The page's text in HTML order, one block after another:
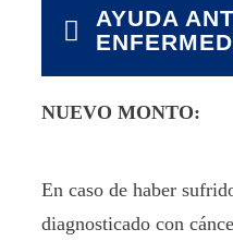
AYUDA
NUEVO MONTO:
En caso de haber
diagnosticado con